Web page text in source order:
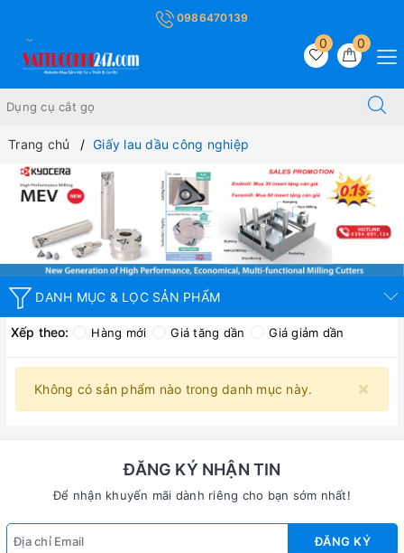
0986470139
0
0
Trang chủ Giấy lau dầu công nghiệp
DANH MỤC & LỌC SẢN PHẨM
Xếp theo: Hàng mới Giá tăng dần Giá giảm dần
×
Không có sản phẩm nào trong danh mục này.
ĐĂNG KÝ NHẬN TIN
Để nhận khuyến mãi dành riêng cho bạn sớm nhất!
ĐĂNG KÝ